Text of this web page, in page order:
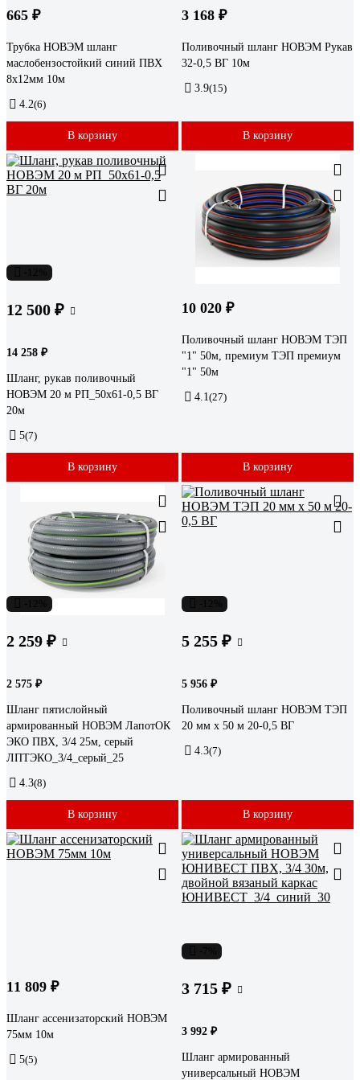
665 ₽
Трубка НОВЭМ шланг
маслобензостойкий синий ПВХ
8x12мм 10м
4.2(6)
В корзину
3 168 ₽
Поливочный шланг НОВЭМ Рукав
32-0,5 ВГ 10м
3.9(15)
В корзину
12 500 ₽
14 258 ₽
Шланг, рукав поливочный
НОВЭМ 20 м РП_50х61-0,5 ВГ
20м
5(7)
В корзину
10 020 ₽
Поливочный шланг НОВЭМ ТЭП
"1" 50м, премиум ТЭП премиум
"1" 50м
4.1 (27)
В корзину
2 259 ₽
2 575 ₽
Шланг пятислойный
армированный НОВЭМ ЛапотОК
ЭКО ПВХ, 3/4 25м, серый
ЛПТЭКО_3/4_серый_25
4.3(8)
В корзину
5 255 ₽
5 956 ₽
Поливочный шланг НОВЭМ ТЭП
20 мм х 50 м 20-0,5 ВГ
4.3(7)
В корзину
11 809 ₽
Шланг ассенизаторский НОВЭМ
75мм 10м
5(5)
3 715 ₽
3 992 ₽
Шланг армированный
универсальный НОВЭМ